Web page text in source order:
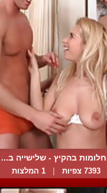
חלומות בהקיץ - שלישייה ב...
7393 צפיות 1 המלצות